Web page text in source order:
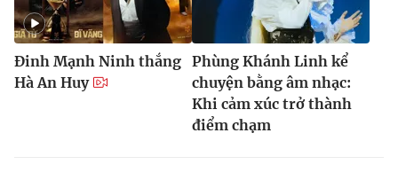
Đinh Mạnh Ninh thắng
Hà An Huy
Phùng Khánh Linh kể
chuyện bằng âm nhạc:
Khi cảm xúc trở thành
điểm chạm